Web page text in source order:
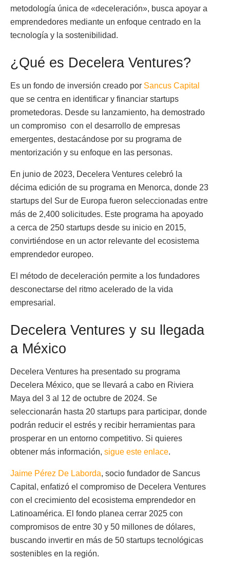
metodología única de «deceleración», busca apoyar a
emprendedores mediante un enfoque centrado en la
tecnología y la sostenibilidad.
¿Qué es Decelera Ventures?
Es un fondo de inversión creado por Sancus Capital
que se centra en identificar y financiar startups
prometedoras. Desde su lanzamiento, ha demostrado
un compromiso con el desarrollo de empresas
emergentes, destacándose por su programa de
mentorización y su enfoque en las personas.
En junio de 2023, Decelera Ventures celebró la
décima edición de su programa en Menorca, donde 23
startups del Sur de Europa fueron seleccionadas entre
más de 2,400 solicitudes. Este programa ha apoyado
a cerca de 250 startups desde su inicio en 2015,
convirtiéndose en un actor relevante del ecosistema
emprendedor europeo.
El método de deceleración permite a los fundadores
desconectarse del ritmo acelerado de la vida
empresarial.
Decelera Ventures y su llegada
a México
Decelera Ventures ha presentado su programa
Decelera México, que se llevará a cabo en Riviera
Maya del 3 al 12 de octubre de 2024. Se
seleccionarán hasta 20 startups para participar, donde
podrán reducir el estrés y recibir herramientas para
prosperar en un entorno competitivo. Si quieres
obtener más información, sigue este enlace.
Jaime Pérez De Laborda, socio fundador de Sancus
Capital, enfatizó el compromiso de Decelera Ventures
con el crecimiento del ecosistema emprendedor en
Latinoamérica. El fondo planea cerrar 2025 con
compromisos de entre 30 y 50 millones de dólares,
buscando invertir en más de 50 startups tecnológicas
sostenibles en la región.